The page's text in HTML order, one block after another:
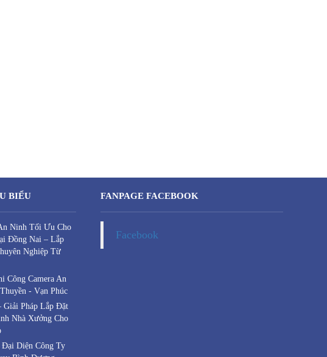
BIỂU
Ninh Tối Ưu Cho
Đồng Nai – Lắp
Nghiệp Từ
Công Camera An
- Vạn Phúc
Giải Pháp Lắp Đặt
Nhà Xưởng Cho
Đại Diện Công Ty
FANPAGE FACEBOOK
Facebook